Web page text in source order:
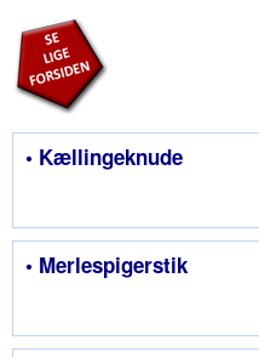
• Kællingeknude
• Merlespigerstik